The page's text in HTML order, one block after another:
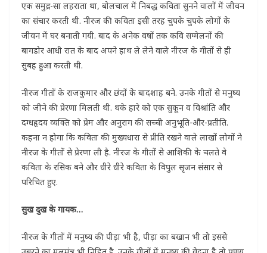
एक समुद्र-सा लहराता था, बोलचाल में निबद्ध कविता सुनने वालों में जीवन
का संचार करती थी. नीरज की कविता इसी तरह चुपके चुपके लोगों के
जीवन में घर बनाती गयी. बाद के अनेक वषों तक कवि सम्मेलनों की
बागडोर आधी रात के बाद अपने हाथ ले लेने वाले नीरज के गीतों से ही
सुबह हुआ करती थी.
नीरज गीतों के राजकुमार और छंदों के बादशाह बने. उनके गीतों से मनुष्य
को जीने की प्रेरणा मिलती थी. थके हारे को एक सुकून व विश्रांति और
दग्धहृदय व्यक्ति को प्रेम और अनुराग की सच्ची अनुभूति-और-प्रतीति.
कहना न होगा कि कविता की मुख्यधारा से प्रीति रखने वाले लाखों लोगों ने
नीरज के गीतों से प्रेरणा ली है. नीरज के गीतों से आशिकी के चलते वे
कविता के रसिक बने और धीरे धीरे कविता के विपुल सृजन संसार से
परिचित हुए.
सुख दुख के गायक…
नीरज के गीतों में मनुष्य की पीड़ा भी है, पीड़ा का बखान भी तो इससे